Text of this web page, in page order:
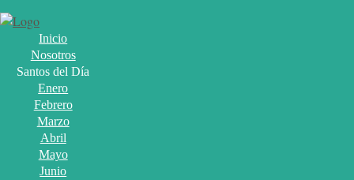
Inicio
Nosotros
Santos del Día
Enero
Febrero
Marzo
Abril
Mayo
Junio